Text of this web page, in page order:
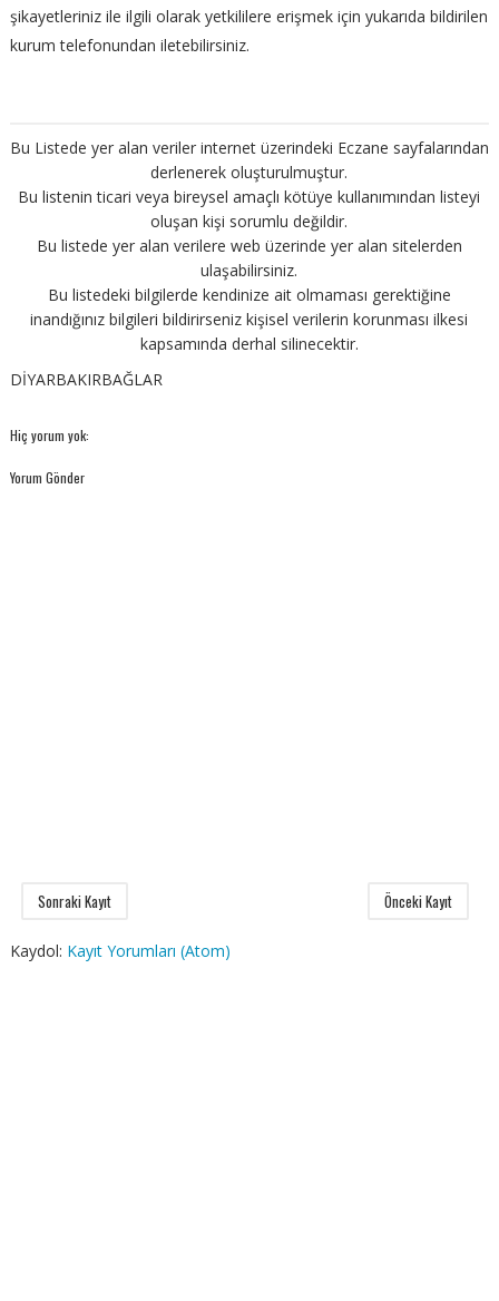
şikayetleriniz ile ilgili olarak yetkililere erişmek için yukarıda bildirilen
kurum telefonundan iletebilirsiniz.
Bu Listede yer alan veriler internet üzerindeki Eczane sayfalarından
derlenerek oluşturulmuştur.
Bu listenin ticari veya bireysel amaçlı kötüye kullanımından listeyi
oluşan kişi sorumlu değildir.
Bu listede yer alan verilere web üzerinde yer alan sitelerden
ulaşabilirsiniz.
Bu listedeki bilgilerde kendinize ait olmaması gerektiğine
inandığınız bilgileri bildirirseniz kişisel verilerin korunması ilkesi
kapsamında derhal silinecektir.
DİYARBAKIRBAĞLAR
Hiç yorum yok:
Yorum Gönder
Sonraki Kayıt Önceki Kayıt
Kaydol: Kayıt Yorumları (Atom)